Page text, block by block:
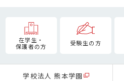
在学生・
保護者の方
受験生の方
学校法人 熊本学園